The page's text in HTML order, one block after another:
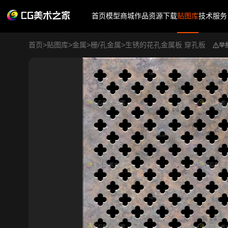
首页模型商城作品资源下载贴图库技术服务
首页>贴图库>金属>栅/孔金属>生锈的花孔金属板 穿孔板 举